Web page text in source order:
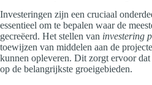
Investeringen zijn een cruciaal
essentieel om te bepalen waar de
gecreëerd. Het stellen van investering
toewijzen van middelen aan de
kunnen opleveren. Dit zorgt ervoor
op de belangrijkste groeigebieden.